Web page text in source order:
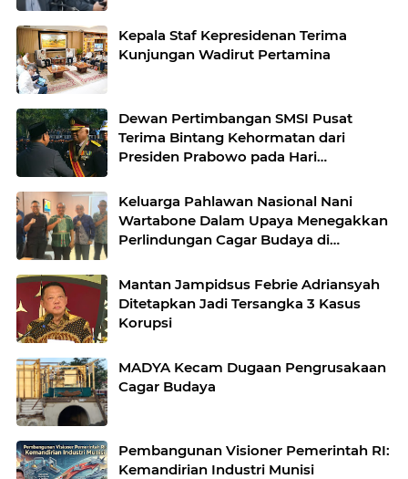
Kepala Staf Kepresidenan Terima
Kunjungan Wadirut Pertamina
Dewan Pertimbangan SMSI Pusat
Terima Bintang Kehormatan dari
Presiden Prabowo pada Hari
Keluarga Pahlawan Nasional Nani
Wartabone Dalam Upaya Menegakkan
Perlindungan Cagar Budaya di
Mantan Jampidsus Febrie Adriansyah
Ditetapkan Jadi Tersangka 3 Kasus
Korupsi
MADYA Kecam Dugaan Pengrusakaan
Cagar Budaya
Pembangunan Visioner Pemerintah RI:
Kemandirian Industri Munisi